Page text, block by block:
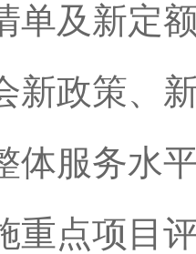
单及新定
新政策、
体服务水
点项目评